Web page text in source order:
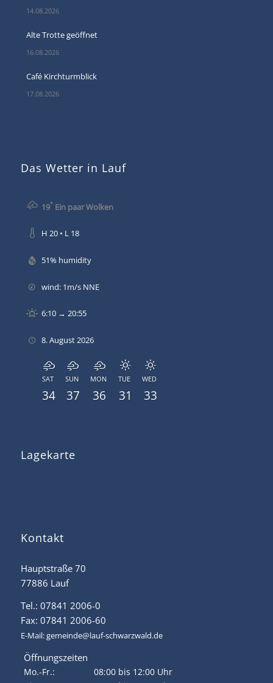
14.08.2026
Alte Trotte geöffnet
16.08.2026
Café Kirchturmblick
17.08.2026
Das Wetter in Lauf
19°Ein paar Wolken
H 20 • L 18
51% humidity
wind: 1m/s NNE
6:10 → 20:55
8. August 2026
SAT
34
SUN
37
MON
36
TUE
31
WED
33
Lagekarte
Kontakt
Hauptstraße 70
77886 Lauf
Tel.: 07841 2006-0
Fax: 07841 2006-60
E-Mail:gemeinde@lauf-schwarzwald.de
Öffnungszeiten
Mo.-Fr.:
08:00 bis 12:00 Uhr